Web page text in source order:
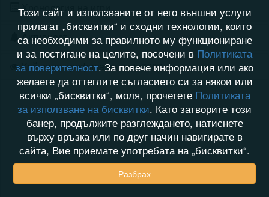
Хронология на игри
Активност
Кой видя профила на maia7603
Този сайт и използваните от него външни услуги
прилагат „бисквитки“ и сходни технологии, които
са необходими за правилното му функциониране
и за постигане на целите, посочени в Политиката
за поверителност. За повече информация или ако
желаете да оттеглите съгласието си за някои или
всички „бисквитки“, моля, прочетете Политиката
за използване на бисквитки. Като затворите този
банер, продължите разглеждането, натиснете
върху връзка или по друг начин навигирате в
сайта, Вие приемате употребата на „бисквитки“.
Разбрах